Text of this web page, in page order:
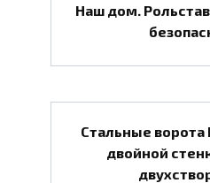
Наш дом.
Стальные ворота
двойной